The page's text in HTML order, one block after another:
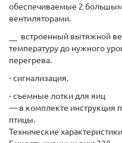
обеспечиваемые 2
вентиляторами.
__ встроенный вытяжной
температуру до нужного
перегрева.
- сигнализация.
- съемные лотки для яиц
— в комплекте инструкция
птицы.
Технические